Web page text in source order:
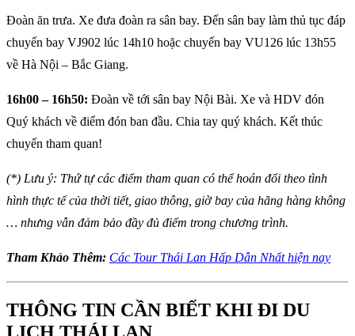
Đoàn ăn trưa. Xe đưa đoàn ra sân bay. Đến sân bay làm thủ tục đáp
chuyến bay VJ902 lúc 14h10 hoặc chuyến bay VU126 lúc 13h55
về Hà Nội – Bắc Giang.
16h00 – 16h50: Đoàn về tới sân bay Nội Bài. Xe và HDV đón
Quý khách về điểm đón ban đầu. Chia tay quý khách. Kết thúc
chuyến tham quan!
(*) Lưu ý: Thứ tự các điểm tham quan có thể hoán đổi theo tình
hình thực tế của thời tiết, giao thông, giờ bay của hãng hàng không
… nhưng vẫn đảm bảo đầy đủ điểm trong chương trình.
Tham Khảo Thêm: Các Tour Thái Lan Hấp Dẫn Nhất hiện nay
THÔNG TIN CẦN BIẾT KHI ĐI DU